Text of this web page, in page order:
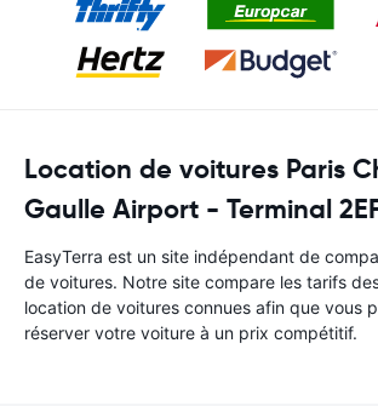
Location de voitures Paris
Gaulle Airport - Terminal
EasyTerra est un site indépendant de
de voitures. Notre site compare les tarifs
location de voitures connues afin que vous
réserver votre voiture à un prix compétitif.